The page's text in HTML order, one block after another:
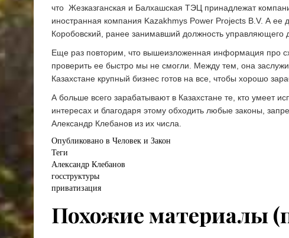
что Жезказганская и Балхашская ТЭЦ принадлежат
иностранная компания Kazakhmys Power Projects B.V. А ее
Коробовский, ранее занимавший должность управляющего
Еще раз повторим, что вышеизложенная информация про
проверить ее быстро мы не смогли. Между тем, она
Казахстане крупный бизнес готов на все, чтобы хорошо
А больше всего зарабатывают в Казахстане те, кто умеет
интересах и благодаря этому обходить любые законы,
Александр Клебанов из их числа.
Опубликовано в Человек и Закон
Теги
Александр Клебанов
госструктуры
приватизация
Похожие материалы